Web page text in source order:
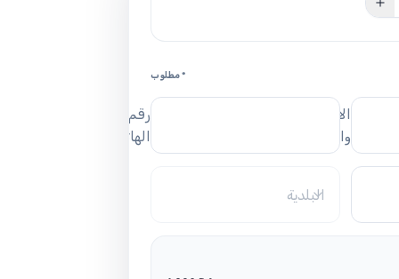
* مطلوب
الاسم
واللقب
رقم
الهاتف
البلدية